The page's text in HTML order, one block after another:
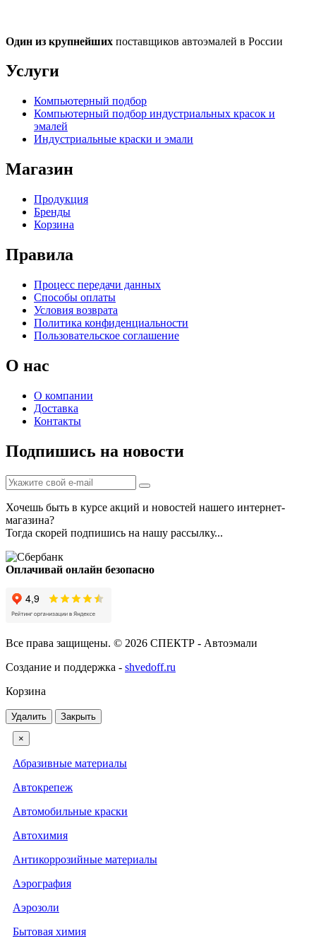
Один из крупнейших поставщиков автоэмалей в России
Услуги
Компьютерный подбор
Компьютерный подбор индустриальных красок и
эмалей
Индустриальные краски и эмали
Магазин
Продукция
Бренды
Корзина
Правила
Процесс передачи данных
Способы оплаты
Условия возврата
Политика конфиденциальности
Пользовательское соглашение
О нас
О компании
Доставка
Контакты
Подпишись на новости
Хочешь быть в курсе акций и новостей нашего интернет-
магазина?
Тогда скорей подпишись на нашу рассылку...
Оплачивай онлайн безопасно
Все права защищены. © 2026 СПЕКТР - Автоэмали
Создание и поддержка - shvedoff.ru
Корзина
Удалить Закрыть
×
Абразивные материалы
Автокрепеж
Автомобильные краски
Автохимия
Антикоррозийные материалы
Аэрография
Аэрозоли
Бытовая химия